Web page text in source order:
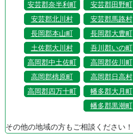
安芸郡奈半利町
安芸郡田野町
安芸郡北川村
安芸郡馬路村
長岡郡本山町
長岡郡大豊町
土佐郡大川村
吾川郡いの町
高岡郡中土佐町
高岡郡佐川町
高岡郡檮原町
高岡郡日高村
高岡郡四万十町
幡多郡大月町
幡多郡黒潮町
その他の地域の方もご相談ください！